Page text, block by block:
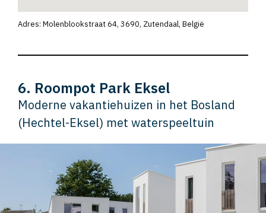
Adres: Molenblookstraat 64, 3690, Zutendaal, België
6. Roompot Park Eksel
Moderne vakantiehuizen in het Bosland
(Hechtel-Eksel) met waterspeeltuin